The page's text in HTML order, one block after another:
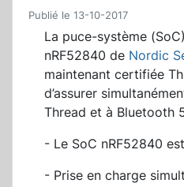
Publié le 13-10-2017
La puce-système
nRF52840 de Nordic
maintenant certifiée
d’assurer
Thread et à Bluetooth
- Le SoC nRF52840
- Prise en charge